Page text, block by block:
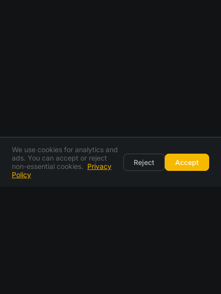
We use cookies for analytics and
ads. You can accept or reject
non-essential cookies. Privacy
Policy
Reject Accept